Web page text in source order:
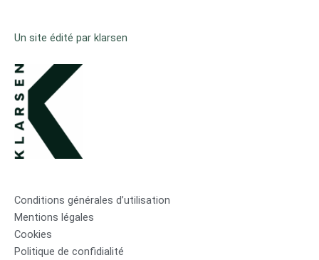
Un site édité par klarsen
Conditions générales d’utilisation
Mentions légales
Cookies
Politique de confidialité